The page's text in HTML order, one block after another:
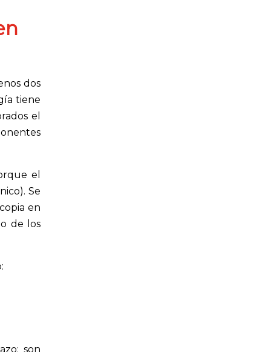
dos
tiene
el
el
Se
en
de los
son